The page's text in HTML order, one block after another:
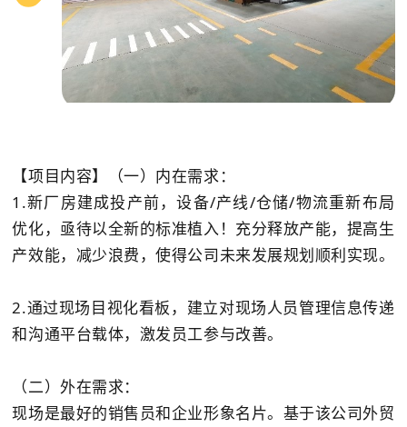
【项目内容】（一）内在需求：
1.新厂房建成投产前，设备/产线/仓储/物流重新布局
优化，亟待以全新的标准植入！充分释放产能，提高生
产效能，减少浪费，使得公司未来发展规划顺利实现。
2.通过现场目视化看板，建立对现场人员管理信息传递
和沟通平台载体，激发员工参与改善。
（二）外在需求：
现场是最好的销售员和企业形象名片。基于该公司外贸